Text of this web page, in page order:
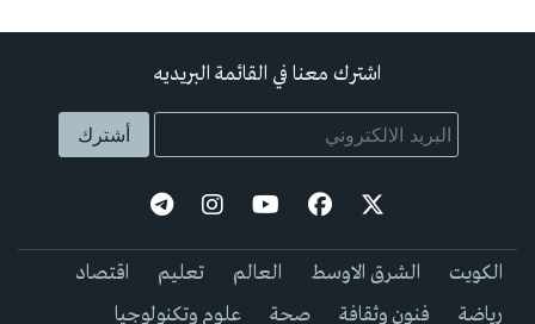
اشترك معنا في القائمة البريديه
الكويت الشرق الاوسط العالم تعليم
اقتصاد
رياضة
فنون وثقافة صحة علوم وتكنولوجيا